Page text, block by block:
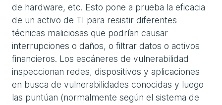
de hardware, etc. Esto pone a prueba la eficacia
de un activo de TI para resistir diferentes
técnicas maliciosas que podrían causar
interrupciones o daños, o filtrar datos o activos
financieros. Los escáneres de vulnerabilidad
inspeccionan redes, dispositivos y aplicaciones
en busca de vulnerabilidades conocidas y luego
las puntúan (normalmente según el sistema de